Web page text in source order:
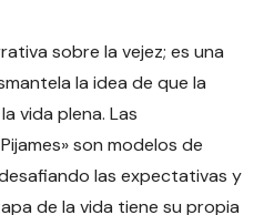
sobre la vejez; es una
la idea de que la
vida plena. Las
son modelos de
las expectativas y
de la vida tiene su propia